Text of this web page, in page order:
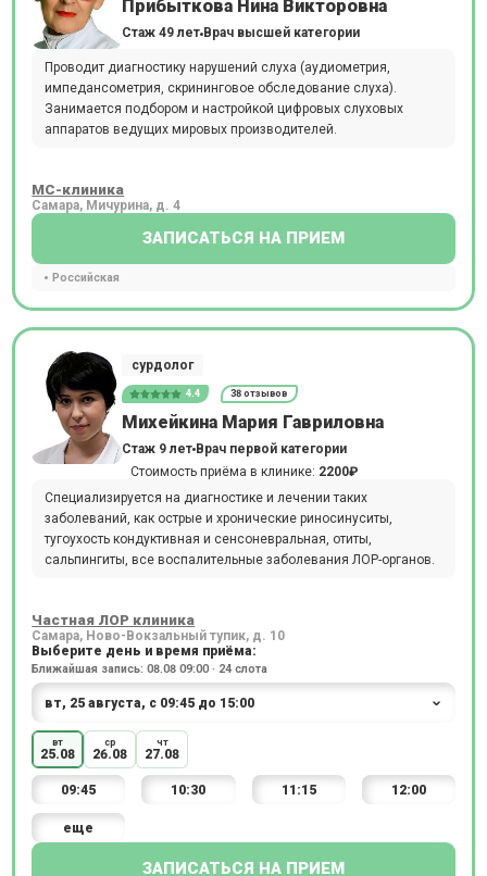
Прибыткова Нина Викторовна
Стаж 49 лет Врач высшей категории
Проводит диагностику нарушений слуха (аудиометрия,
импедансометрия, скрининговое обследование слуха).
Занимается подбором и настройкой цифровых слуховых
аппаратов ведущих мировых производителей.
МС-клиника
Самара, Мичурина, д. 4
ЗАПИСАТЬСЯ НА ПРИЕМ
Российская
сурдолог
4.4 38 отзывов
Михейкина Мария Гавриловна
Стаж 9 лет Врач первой категории
Стоимость приёма в клинике: 2200₽
Специализируется на диагностике и лечении таких
заболеваний, как острые и хронические риносинуситы,
тугоухость кондуктивная и сенсоневральная, отиты,
сальпингиты, все воспалительные заболевания ЛОР-органов.
Частная ЛОР клиника
Самара, Ново-Вокзальный тупик, д. 10
Выберите день и время приёма:
Ближайшая запись: 08.08 09:00 · 24 слота
вт
25.08
ср
26.08
чт
27.08
09:45 10:30 11:15 12:00
еще
ЗАПИСАТЬСЯ НА ПРИЕМ